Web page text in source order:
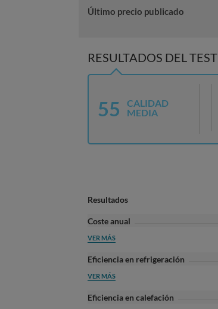
Último precio publicado
RESULTADOS DEL TEST
55
CALIDAD
MEDIA
Resultados
Coste anual
VER MÁS
Eficiencia en refrigeración
VER MÁS
Eficiencia en calefación